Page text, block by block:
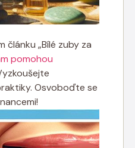
„Bílé zuby za
pomohou
Osvoboďte se